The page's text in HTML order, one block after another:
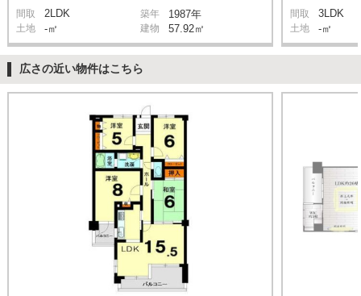
間取 2LDK 築年 1987年
土地 -㎡ 建物 57.92㎡
間取 3LDK
土地 -㎡
広さの近い物件はこちら